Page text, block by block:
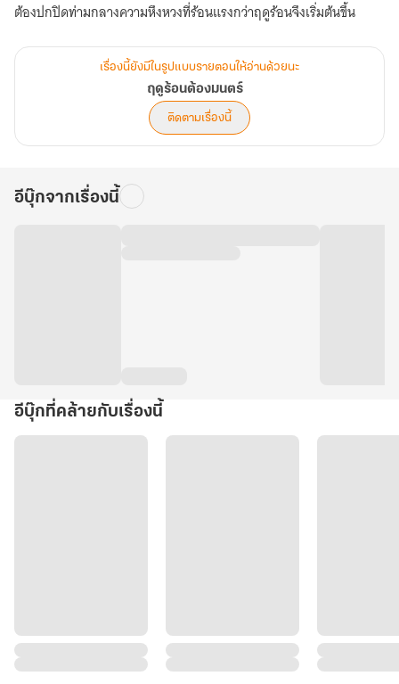
ต้องปกปิดท่ามกลางความหึงหวงที่ร้อนแรงกว่าฤดูร้อนจึงเริ่มต้นขึ้น
เรื่องนี้ยังมีในรูปแบบรายตอนให้อ่านด้วยนะ
ฤดูร้อนต้องมนตร์
ติดตามเรื่องนี้
อีบุ๊กจากเรื่องนี้
อีบุ๊กที่คล้ายกับเรื่องนี้